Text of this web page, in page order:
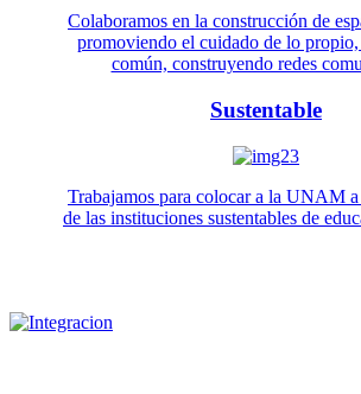
Colaboramos en la construcción de
promoviendo el cuidado de lo
común, construyendo redes
Sustentable
Trabajamos para colocar a la UNAM
de las instituciones sustentables de